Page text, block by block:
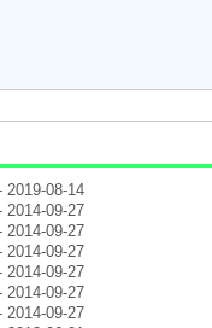
2019-08-14
2014-09-27
2014-09-27
2014-09-27
2014-09-27
2014-09-27
2014-09-27